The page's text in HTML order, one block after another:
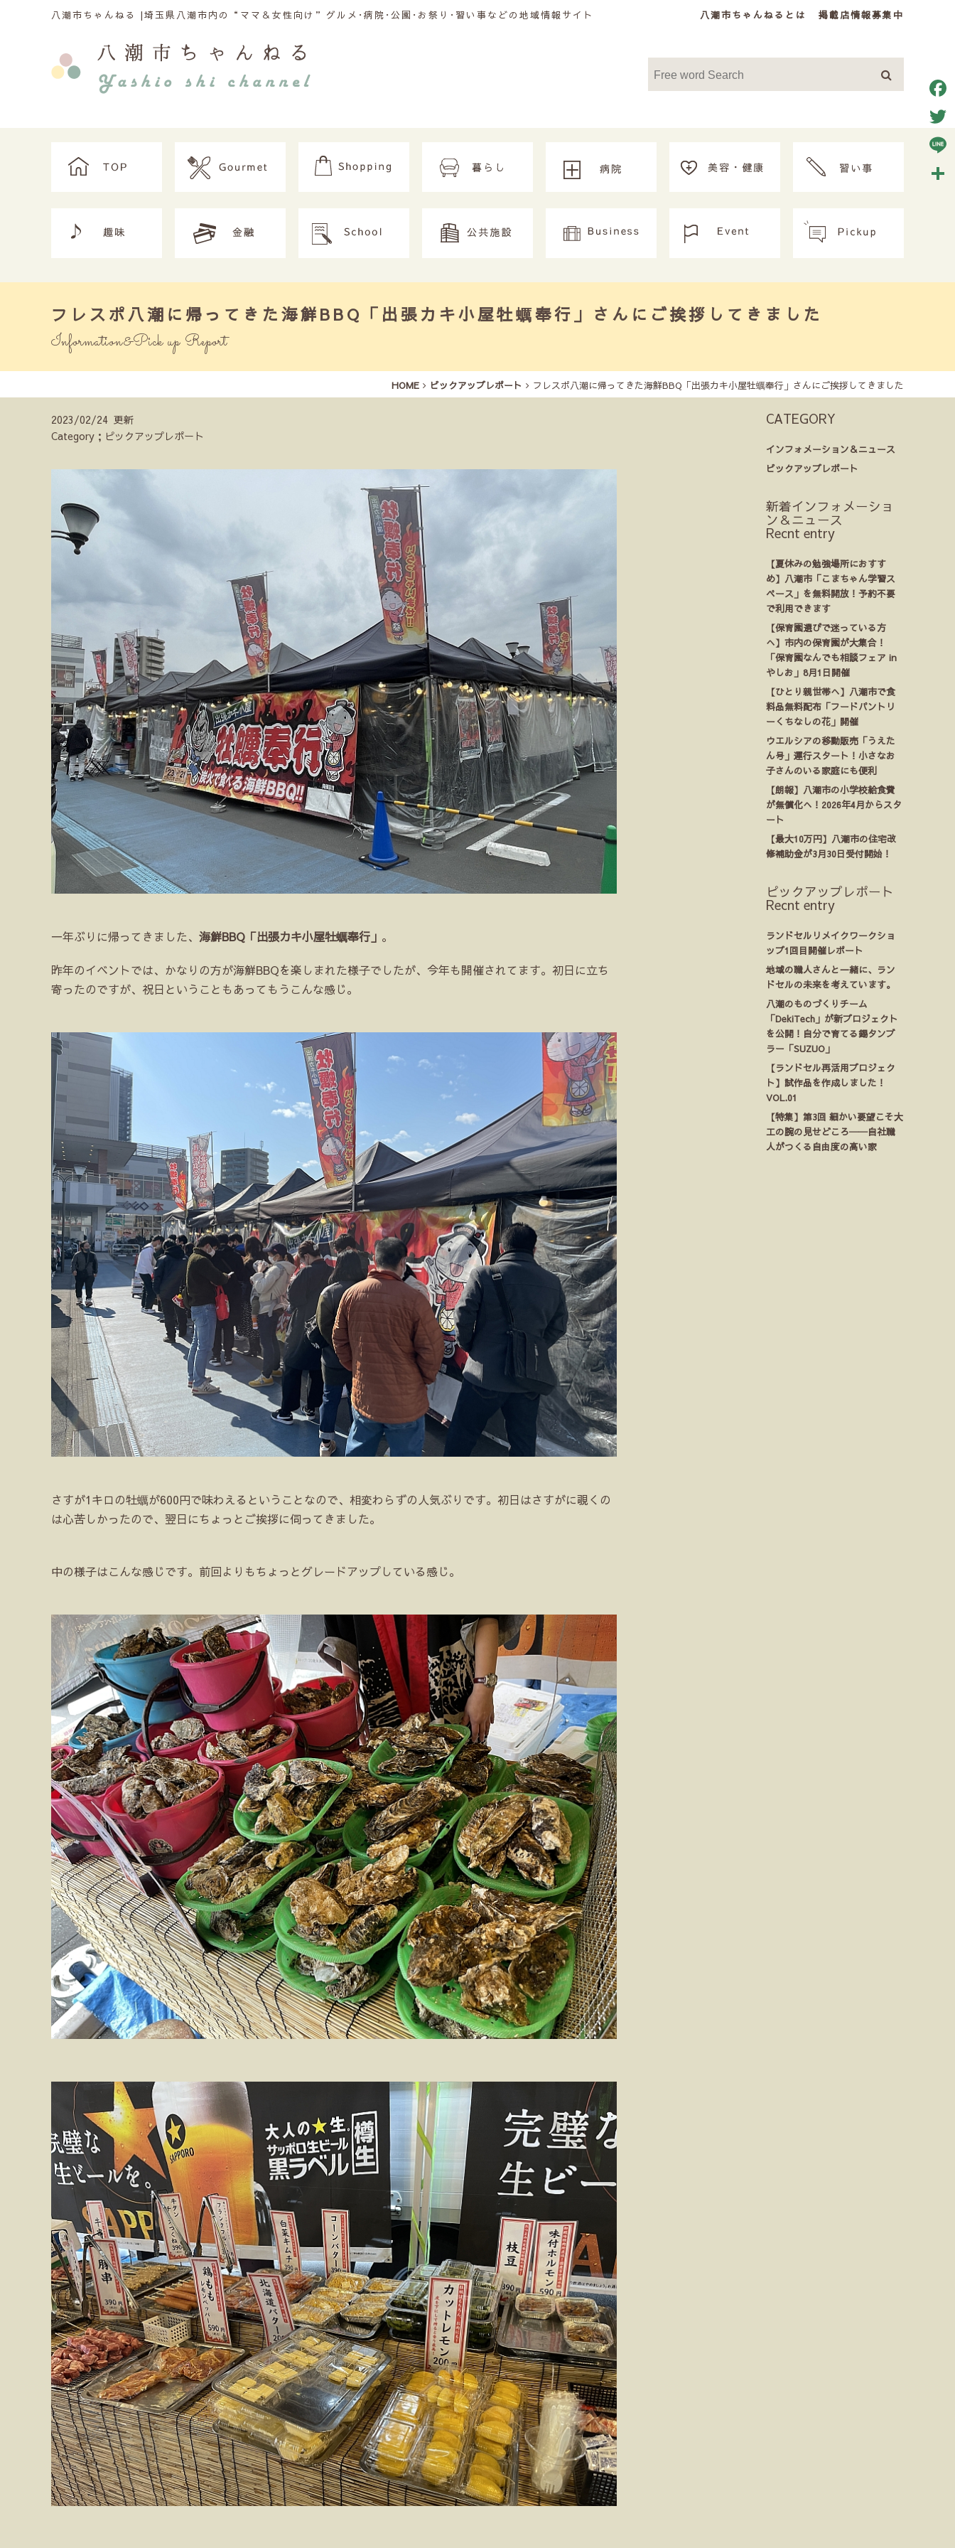
八潮市ちゃんねるとは 掲載店情報募集中
八潮市ちゃんねる |埼玉県八潮市内の“ママ＆女性向け”グルメ･病院･公園･お祭り･習い事などの地域情報サイト
フレスポ八潮に帰ってきた海鮮BBQ「出張カキ小屋牡蠣奉行」さんにご挨拶してきました
Information&Pick up Report
HOME ピックアップレポート フレスポ八潮に帰ってきた海鮮BBQ「出張カキ小屋牡蠣奉行」さんにご挨拶してきました
2023/02/24 更新
Category；ピックアップレポート
一年ぶりに帰ってきました、 海鮮BBQ「出張カキ小屋牡蠣奉行」 。
昨年のイベントでは、かなりの方が海鮮BBQを楽しまれた様子でしたが、今年も開催されてます。初日に立ち
寄ったのですが、祝日ということもあってもうこんな感じ。
さすが1キロの牡蠣が600円で味わえるということなので、相変わらずの人気ぶりです。初日はさすがに覗くの
は心苦しかったので、翌日にちょっとご挨拶に伺ってきました。
中の様子はこんな感じです。前回よりもちょっとグレードアップしている感じ。
CATEGORY
インフォメーション＆ニュース
ピックアップレポート
新着インフォメーショ
ン＆ニュース
Recnt entry
【夏休みの勉強場所におすす
め】八潮市「こまちゃん学習ス
ペース」を無料開放！予約不要
で利用できます
【保育園選びで迷っている方
へ】市内の保育園が大集合！
「保育園なんでも相談フェア in
やしお」8月1日開催
【ひとり親世帯へ】八潮市で食
料品無料配布「フードパントリ
ーくちなしの花」開催
ウエルシアの移動販売「うえた
ん号」運行スタート！小さなお
子さんのいる家庭にも便利
【朗報】八潮市の小学校給食費
が無償化へ！2026年4月からスタ
ート
【最大10万円】八潮市の住宅改
修補助金が3月30日受付開始！
ピックアップレポート
Recnt entry
ランドセルリメイクワークショ
ップ1回目開催レポート
地域の職人さんと一緒に、ラン
ドセルの未来を考えています。
八潮のものづくりチーム
「DekiTech」が新プロジェクト
を公開！自分で育てる錫タンブ
ラー「SUZUO」
【ランドセル再活用プロジェク
ト】試作品を作成しました！
VOL.01
【特集】第3回 細かい要望こそ大
工の腕の見せどころ──自社職
人がつくる自由度の高い家
Line